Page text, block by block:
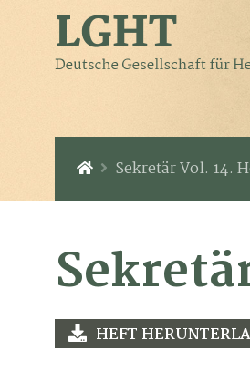
Sekretär Vol. 14.
HEFT